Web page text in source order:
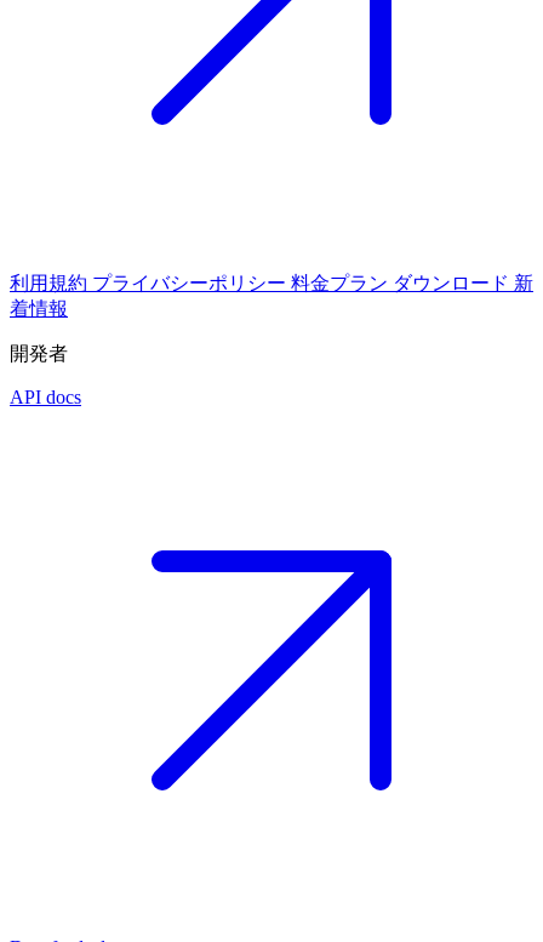
利用規約 プライバシーポリシー 料金プラン ダウンロード 新
着情報
開発者
API docs